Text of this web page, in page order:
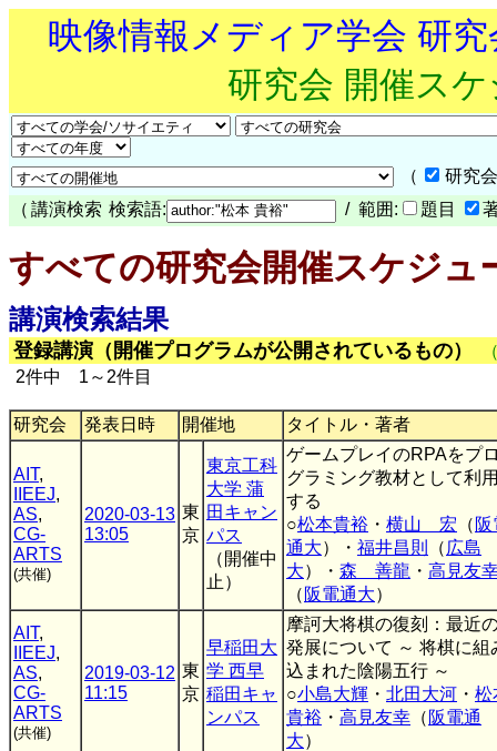
映像情報メディア学会 研
研究会 開催ス
（
研究
（ 講演検索 検索語: / 範囲: 題目
すべての研究会開催スケジュ
講演検索結果
登録講演（開催プログラムが公開されているもの）
2件中 1～2件目
研究会 発表日時 開催地 タイトル・著者
AIT,
IIEEJ,
AS,
CG-
ARTS
(共催)
2020-03-13
13:05
東
京
東京工科
大学 蒲
田キャン
パス
（開催中
止）
ゲームプレイのRPAをプ
グラミング教材として利
する
○松本貴裕 ・ 横山 宏 （ 阪
通大）・ 福井昌則 （ 広島
大）・ 森 善龍 ・ 高見友
（ 阪電通大）
AIT,
IIEEJ,
AS,
CG-
ARTS
(共催)
2019-03-12
11:15
東
京
早稲田大
学 西早
稲田キャ
ンパス
摩訶大将棋の復刻：最近
発展について ～ 将棋に組
込まれた陰陽五行 ～
○小島大輝 ・ 北田大河 ・ 松
貴裕 ・ 高見友幸 （ 阪電通
大）